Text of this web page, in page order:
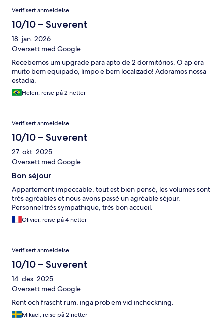
Verifisert anmeldelse
10/10 – Suverent
18. jan. 2026
Oversett med Google
Recebemos um upgrade para apto de 2 dormitórios. O ap era
muito bem equipado, limpo e bem localizado! Adoramos nossa
estadia.
Helen, reise på 2 netter
Verifisert anmeldelse
10/10 – Suverent
27. okt. 2025
Oversett med Google
Bon séjour
Appartement impeccable, tout est bien pensé, les volumes sont
très agréables et nous avons passé un agréable séjour.
Personnel très sympathique, très bon accueil.
Olivier, reise på 4 netter
Verifisert anmeldelse
10/10 – Suverent
14. des. 2025
Oversett med Google
Rent och fräscht rum, inga problem vid incheckning.
Mikael, reise på 2 netter